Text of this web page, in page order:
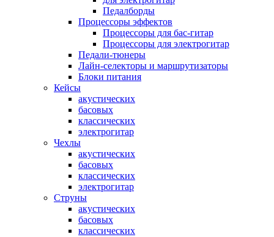
Педалборды
Процессоры эффектов
Процессоры для бас-гитар
Процессоры для электрогитар
Педали-тюнеры
Лайн-селекторы и маршрутизаторы
Блоки питания
Кейсы
акустических
басовых
классических
электрогитар
Чехлы
акустических
басовых
классических
электрогитар
Струны
акустических
басовых
классических